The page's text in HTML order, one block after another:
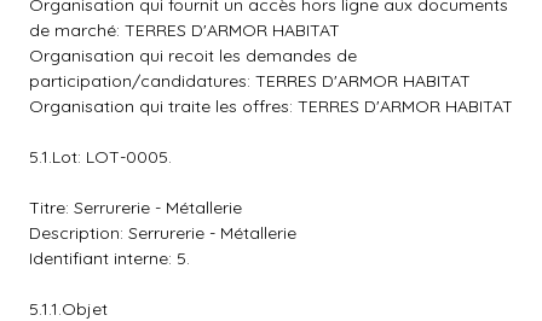
Organisation qui fournit un accès hors ligne aux documents
de marché: TERRES D'ARMOR HABITAT
Organisation qui recoit les demandes de
participation/candidatures: TERRES D'ARMOR HABITAT
Organisation qui traite les offres: TERRES D'ARMOR HABITAT
5.1.Lot: LOT-0005.
Titre: Serrurerie - Métallerie
Description: Serrurerie - Métallerie
Identifiant interne: 5.
5.1.1.Objet